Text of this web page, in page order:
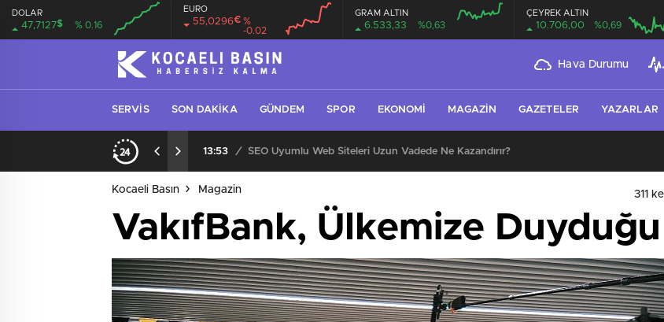
DOLAR
47,7127$ % 0.16
EURO
55,0296€ %
-0.02
GRAM ALTIN
6.533,33 %0,63
ÇEYREK ALTIN
10.706,00 %0,69
Hava Durumu
SERVIS SON DAKIKA GÜNDEM SPOR EKONOMI MAGAZIN GAZETELER YAZARLAR
13:53 / SEO Uyumlu Web Siteleri Uzun Vadede Ne Kazandırır?
Kocaeli Basın Magazin 311
VakıfBank, Ülkemize